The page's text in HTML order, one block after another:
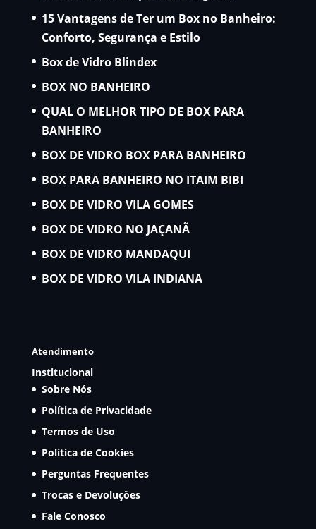
15 Vantagens de Ter um Box no Banheiro:
Conforto, Segurança e Estilo
Box de Vidro Blindex
BOX NO BANHEIRO
QUAL O MELHOR TIPO DE BOX PARA
BANHEIRO
BOX DE VIDRO BOX PARA BANHEIRO
BOX PARA BANHEIRO NO ITAIM BIBI
BOX DE VIDRO VILA GOMES
BOX DE VIDRO NO JAÇANÃ
BOX DE VIDRO MANDAQUI
BOX DE VIDRO VILA INDIANA
Atendimento
Institucional
Sobre Nós
Política de Privacidade
Termos de Uso
Política de Cookies
Perguntas Frequentes
Trocas e Devoluções
Fale Conosco